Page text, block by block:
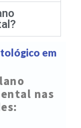
em
nas